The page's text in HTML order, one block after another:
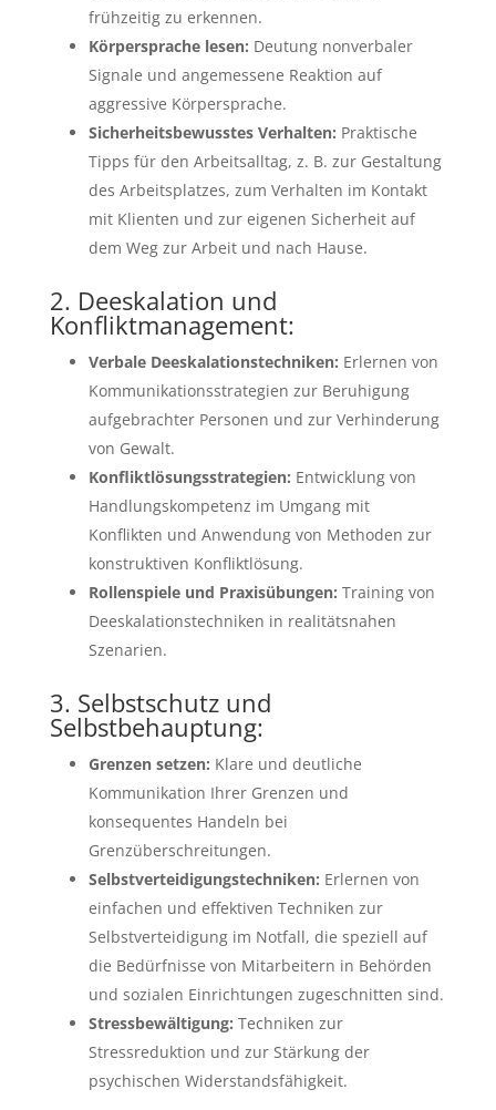
frühzeitig zu erkennen.
Körpersprache lesen: Deutung nonverbaler
Signale und angemessene Reaktion auf
aggressive Körpersprache.
Sicherheitsbewusstes Verhalten: Praktische
Tipps für den Arbeitsalltag, z. B. zur Gestaltung
des Arbeitsplatzes, zum Verhalten im Kontakt
mit Klienten und zur eigenen Sicherheit auf
dem Weg zur Arbeit und nach Hause.
2. Deeskalation und
Konfliktmanagement:
Verbale Deeskalationstechniken: Erlernen von
Kommunikationsstrategien zur Beruhigung
aufgebrachter Personen und zur Verhinderung
von Gewalt.
Konfliktlösungsstrategien: Entwicklung von
Handlungskompetenz im Umgang mit
Konflikten und Anwendung von Methoden zur
konstruktiven Konfliktlösung.
Rollenspiele und Praxisübungen: Training von
Deeskalationstechniken in realitätsnahen
Szenarien.
3. Selbstschutz und
Selbstbehauptung:
Grenzen setzen: Klare und deutliche
Kommunikation Ihrer Grenzen und
konsequentes Handeln bei
Grenzüberschreitungen.
Selbstverteidigungstechniken: Erlernen von
einfachen und effektiven Techniken zur
Selbstverteidigung im Notfall, die speziell auf
die Bedürfnisse von Mitarbeitern in Behörden
und sozialen Einrichtungen zugeschnitten sind.
Stressbewältigung: Techniken zur
Stressreduktion und zur Stärkung der
psychischen Widerstandsfähigkeit.